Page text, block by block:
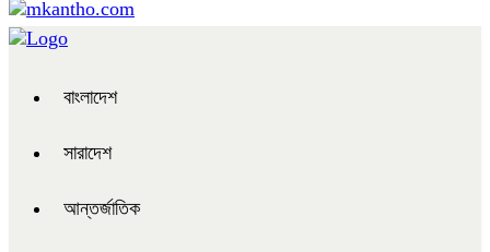
বাংলাদেশ
সারাদেশ
আন্তর্জাতিক